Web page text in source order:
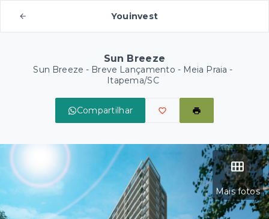
Youinvest
Sun Breeze
Sun Breeze - Breve Lançamento - Meia Praia -
Itapema/SC
Compartilhar
Mais fotos